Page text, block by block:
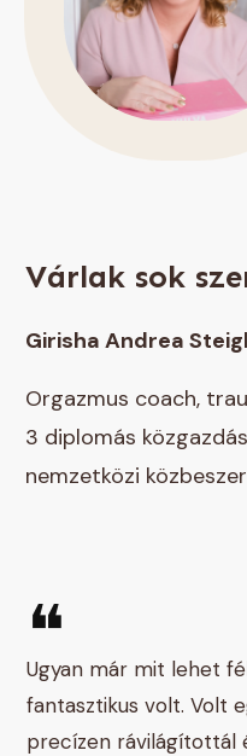
Várlak sok
Girisha Andrea
Orgazmus coach,
3 diplomás
nemzetközi
❝
Ugyan már mit lehet
fantasztikus volt. Volt
precízen rávilágítottál